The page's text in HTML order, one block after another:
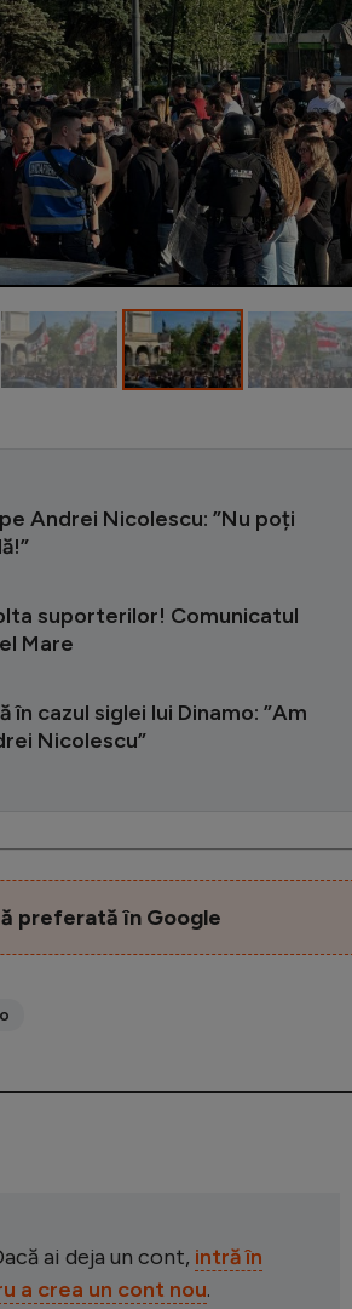
Andrei Nicolescu: ”Nu poți
suporterilor! Comunicatul
Mare
cazul siglei lui Dinamo: ”Am
Nicolescu”
preferată în Google
ai deja un cont, intră în
a crea un cont nou.